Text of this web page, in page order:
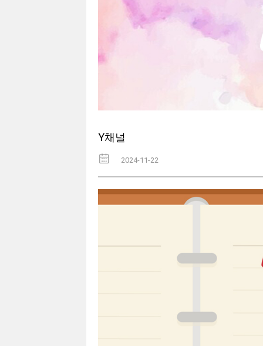
Y채널
2024-11-22